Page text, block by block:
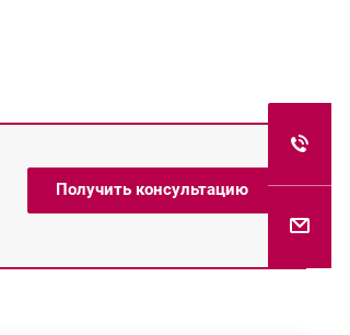
Получить консультацию